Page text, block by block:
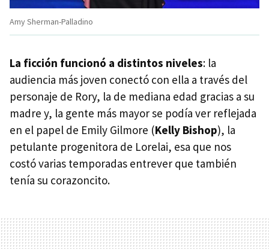
Amy Sherman-Palladino
La ficción funcionó a distintos niveles: la
audiencia más joven conectó con ella a través del
personaje de Rory, la de mediana edad gracias a su
madre y, la gente más mayor se podía ver reflejada
en el papel de Emily Gilmore (Kelly Bishop), la
petulante progenitora de Lorelai, esa que nos
costó varias temporadas entrever que también
tenía su corazoncito.